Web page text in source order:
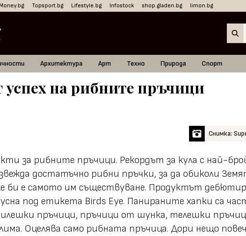
Money.bg Topsport.bg Lifestyle.bg Infostock shop.gladen.bg limon.bg
Архитектура Арт Техно Природа Спорт
успех на рибните пръчици
Снимка:
за рибните пръчици. Рекордът за кула с най-
достатъчно рибни пръчки, за да обиколи
би е самото им съществуване. Продуктът
под етикета Birds Eye. Панираните хапки са
пръчици, пръчици от шунка, телешки
Оцелява само рибната пръчица. Дори нещо